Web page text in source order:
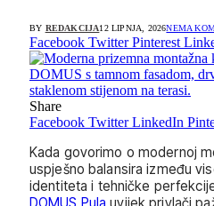
BY REDAKCIJA12 LIPNJA, 2026NEMA
Facebook Twitter Pinterest
Share
Facebook Twitter LinkedIn
Kada govorimo o modernoj
uspješno balansira između
identiteta i tehničke